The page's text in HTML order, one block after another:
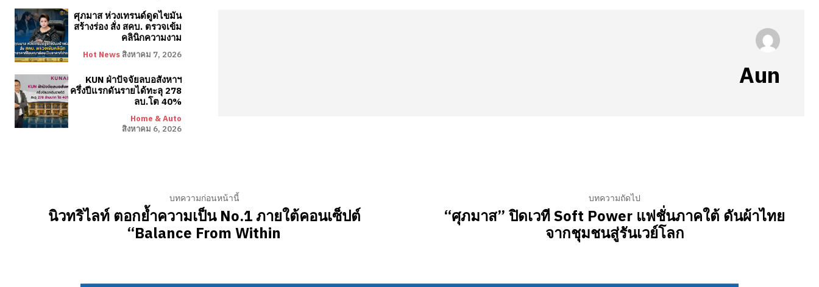
ศุภมาส ห่วงเทรนด์ดูดไขมัน
สร้างร่อง สั่ง สคบ. ตรวจเข้ม
คลินิกความงาม
Hot News สิงหาคม 7, 2026
KUN ฝ่าปัจจัยลบอสังหาฯ
ครึ่งปีแรกดันรายได้ทะลุ 278
ลบ.โต 40%
Home & Auto
สิงหาคม 6, 2026
Aun
บทความก่อนหน้านี้
นิวทริไลท์ ตอกย้ำความเป็น No.1 ภายใต้คอนเซ็ปต์
“Balance From Within
บทความถัดไป
“ศุภมาส” ปิดเวที Soft Power แฟชั่นภาคใต้ ดันผ้าไทย
จากชุมชนสู่รันเวย์โลก